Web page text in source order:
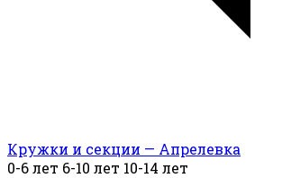
Кружки и секции — Апрелевка
0-6 лет 6-10 лет 10-14 лет